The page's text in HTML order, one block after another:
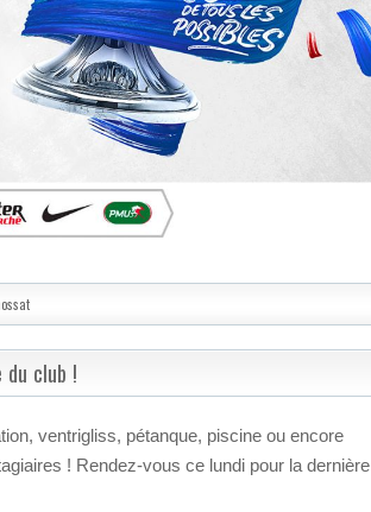
du club !
ventrigliss, pétanque, piscine ou encore
! Rendez-vous ce lundi pour la dernière